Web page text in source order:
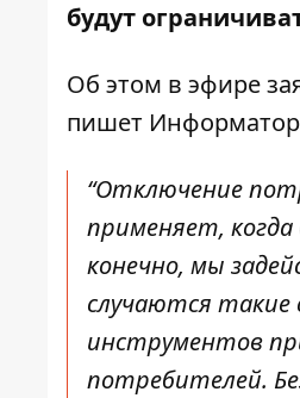
будут
Об этом в эфире
пишет
“Отключение
применяет,
конечно, мы
случаются такие
инструментов
потребителей.